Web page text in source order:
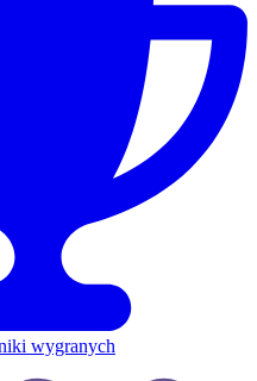
wygranych